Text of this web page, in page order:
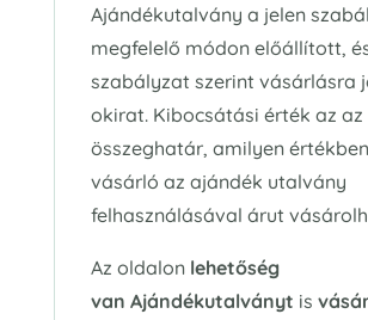
Ajándékutalvány a jelen
megfelelő módon előállított,
szabályzat szerint vásárlásra
okirat. Kibocsátási érték az az
összeghatár, amilyen
vásárló az ajándék utalvány
felhasználásával árut
Az oldalon lehetőség
van Ajándékutalványt is